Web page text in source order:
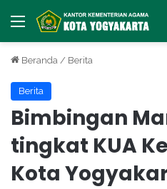
Menu
Beranda / Berita
Berita
Bimbingan
tingkat KUA
Kota